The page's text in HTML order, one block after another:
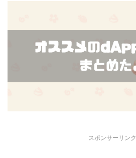
スポンサーリンク